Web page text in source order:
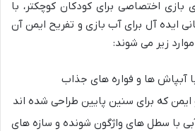
اختصاصی برای کودکان کوچکتر، با
ایده آل برای آب بازی و تفریح ایمن آن
زیر می شوند:
آبپاش ها و فواره های جذاب
که برای سنین پایین طراحی شده اند
با سطل های واژگون شونده و سازه های